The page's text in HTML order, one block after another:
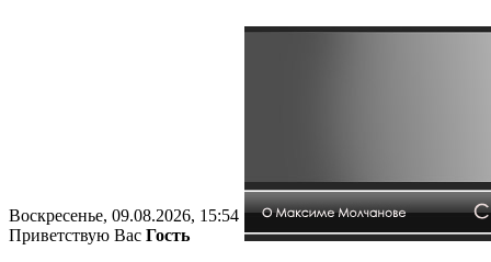
Воскресенье, 09.08.2026, 15:54
Приветствую Вас Гость